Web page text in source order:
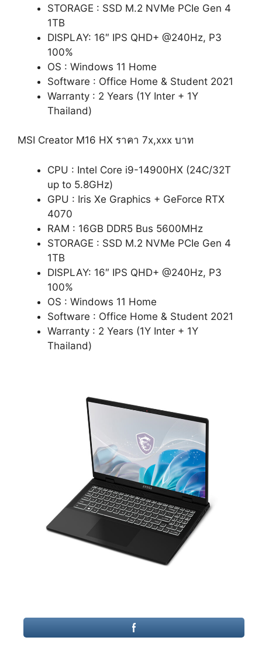
STORAGE : SSD M.2 NVMe PCIe Gen 4
1TB
DISPLAY: 16″ IPS QHD+ @240Hz, P3
100%
OS : Windows 11 Home
Software : Office Home & Student 2021
Warranty : 2 Years (1Y Inter + 1Y
Thailand)
MSI Creator M16 HX ราคา 7x,xxx บาท
CPU : Intel Core i9-14900HX (24C/32T
up to 5.8GHz)
GPU : Iris Xe Graphics + GeForce RTX
4070
RAM : 16GB DDR5 Bus 5600MHz
STORAGE : SSD M.2 NVMe PCIe Gen 4
1TB
DISPLAY: 16″ IPS QHD+ @240Hz, P3
100%
OS : Windows 11 Home
Software : Office Home & Student 2021
Warranty : 2 Years (1Y Inter + 1Y
Thailand)